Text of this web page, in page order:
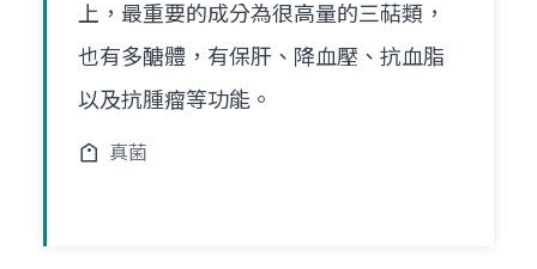
上，最重要的成分為很高量的三萜類，
也有多醣體，有保肝、降血壓、抗血脂
以及抗腫瘤等功能。
真菌